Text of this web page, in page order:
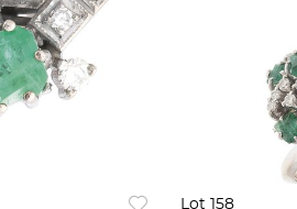
Lot 158